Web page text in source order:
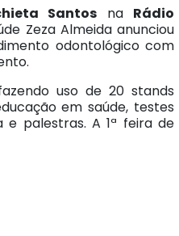
Santos na Rádio
Zeza Almeida anunciou
odontológico com
uso de 20 stands
em saúde, testes
e palestras. A 1ª feira de